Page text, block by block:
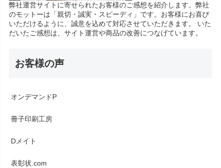
弊社運営サイトに寄せられたお客様のご感想を紹介します。弊社
のモットーは「親切・誠実・スピーディ」です。お客様にお喜び
いただけるように、誠意を込めて対応させていただきます。 いた
だいたご感想は、サイト運営や商品の改善につなげています。
お客様の声
オンデマンドP
冊子印刷工房
Dメイト
表彰状.com